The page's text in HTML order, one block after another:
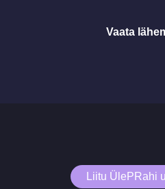
Vaata
Liitu ÜlePRahi